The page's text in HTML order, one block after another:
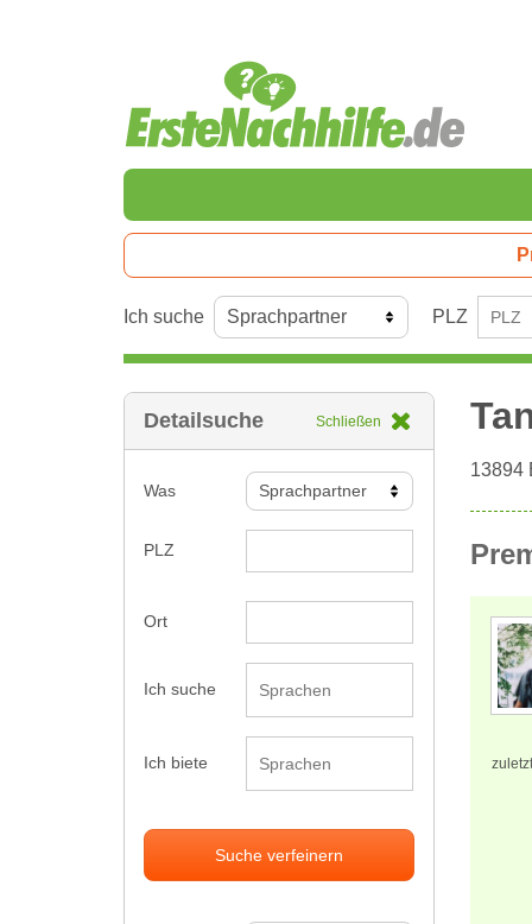
Ich suche PLZ
Detailsuche Schließen
Was
PLZ
Ort
Ich suche
Ich biete
Suche verfeinern
13894